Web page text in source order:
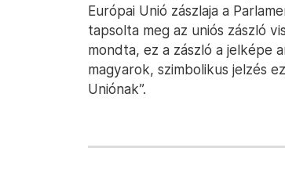
Európai Unió zászlaja a
tapsolta meg az uniós zászló
mondta, ez a zászló a jelképe
magyarok, szimbolikus jelzés
Uniónak”.